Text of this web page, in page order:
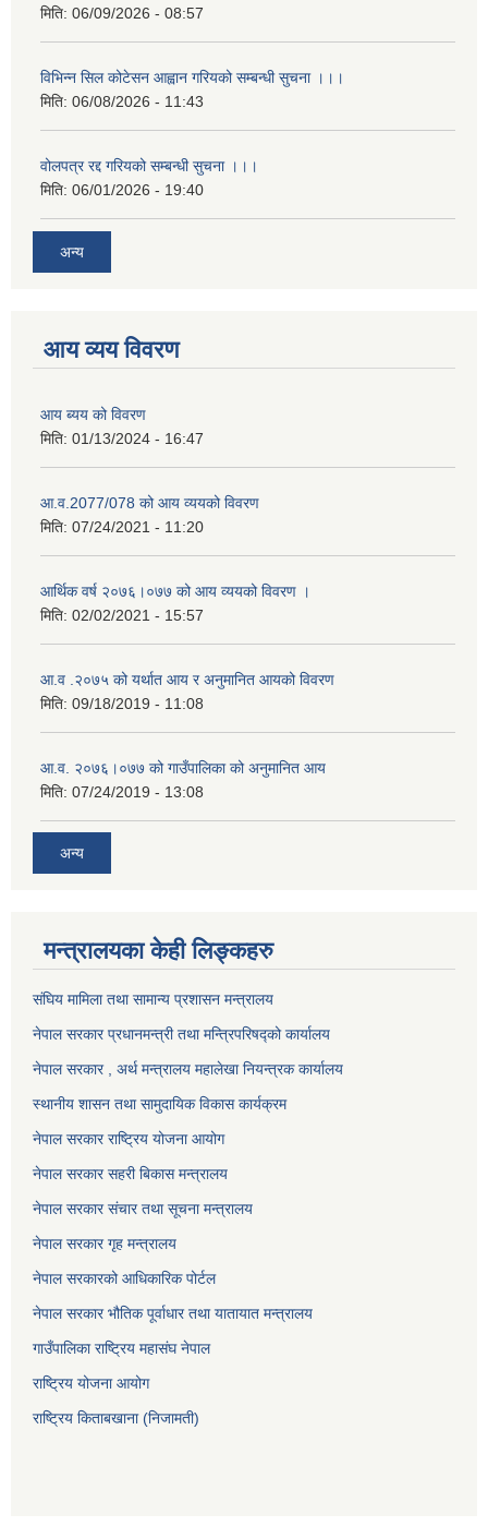
मिति: 06/09/2026 - 08:57
विभिन्न सिल कोटेसन आह्वान गरियको सम्बन्धी सुचना ।।।
मिति: 06/08/2026 - 11:43
वोलपत्र रद्द गरियको सम्बन्धी सुचना ।।।
मिति: 06/01/2026 - 19:40
अन्य
आय व्यय विवरण
आय ब्यय को विवरण
मिति: 01/13/2024 - 16:47
आ.व.2077/078 को आय व्ययको विवरण
मिति: 07/24/2021 - 11:20
आर्थिक वर्ष २०७६।०७७ को आय व्ययको विवरण ।
मिति: 02/02/2021 - 15:57
आ.व .२०७५ को यर्थात आय र अनुमानित आयको विवरण
मिति: 09/18/2019 - 11:08
आ.व. २०७६।०७७ को गाउँपालिका को अनुमानित आय
मिति: 07/24/2019 - 13:08
अन्य
मन्त्रालयका केही लिङ्कहरु
संघिय मामिला तथा सामान्य प्रशासन मन्त्रालय
नेपाल सरकार प्रधानमन्त्री तथा मन्त्रिपरिषद्को कार्यालय
नेपाल सरकार , अर्थ मन्त्रालय महालेखा नियन्त्रक कार्यालय
स्थानीय शासन तथा सामुदायिक विकास कार्यक्रम
नेपाल सरकार राष्ट्रिय योजना आयोग
नेपाल सरकार सहरी बिकास मन्त्रालय
नेपाल सरकार संचार तथा सूचना मन्त्रालय
नेपाल सरकार गृह मन्त्रालय
नेपाल सरकारको आधिकारिक पोर्टल
नेपाल सरकार भौतिक पूर्वाधार तथा यातायात मन्त्रालय
गाउँपालिका राष्ट्रिय महासंघ नेपाल
राष्ट्रिय योजना आयोग
राष्ट्रिय किताबखाना (निजामती)